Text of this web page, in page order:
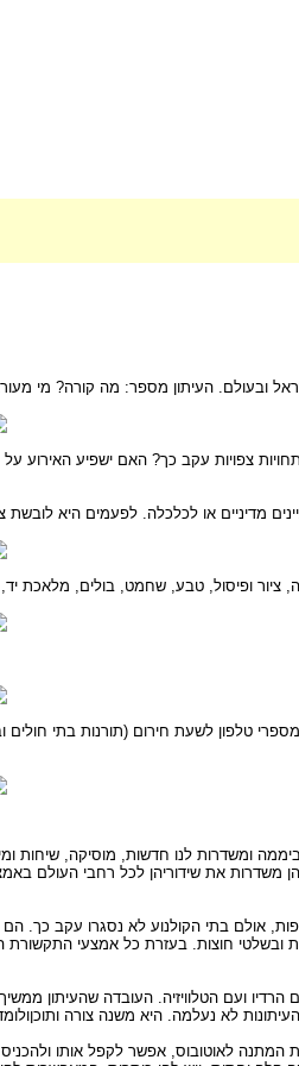
ובעולם. העיתון מספר: מה קורה? מי
צפויות עקב כך? האם ישפיע האירוע על
מדיניים או לכלכלה. לפעמים היא
ופיסול, טבע, שחמט, בולים, מלאכת יד,
טלפון לשעת חירום (תורנות בתי
אינם הספקים הבלבדיים של מידע עממי. תחנות רדיו פועלות 24
את שידוריהן לכל רחבי העולם
אולם בתי הקולנוע לא נסגרו עקב
ובשלטי חוצות. בעזרת כל אמצעי
ועם הטלוויזיה. העובדה שהעיתון
לא נעלמה. היא משנה צורה
המתנה לאוטובוס, אפשר לקפל אותו